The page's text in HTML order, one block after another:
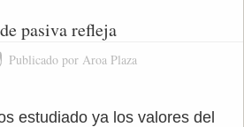
pasiva refleja
Publicado por Aroa Plaza
estudiado ya los valores del